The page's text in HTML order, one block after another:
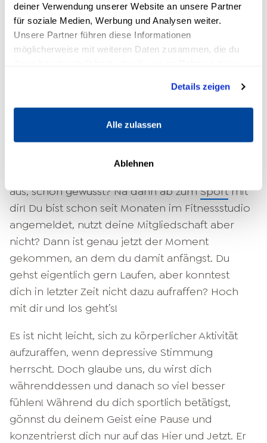
deiner Verwendung unserer Website an unsere Partner
für soziale Medien, Werbung und Analysen weiter.
Unsere Partner führen diese Informationen
möglicherweise mit weiteren Daten zusammen, die du
Details zeigen
Alle zulassen
Ablehnen
Stimmung: 5 bewährte Methoden
Was kannst du konkret tun, wenn depressive
für dich zusammengestellt, die
1. Bewege dich
aus, schon gewusst? Na dann ab zumSportmit
dir! Du bist schon seit Monaten im Fitnessstudio
angemeldet, nutzt deine Mitgliedschaft aber
nicht? Dann ist genau jetzt der Moment
gekommen, an dem du damit anfängst. Du
gehst eigentlich gern Laufen, aber konntest
dich in letzter Zeit nicht dazu aufraffen? Hoch
mit dir und los geht’s!
Es ist nicht leicht, sich zu körperlicher Aktivität
aufzuraffen, wenn depressive Stimmung
herrscht. Doch glaube uns, du wirst dich
währenddessen und danach so viel besser
fühlen! Während du dich sportlich betätigst,
gönnst du deinem Geist eine Pause und
konzentrierst dich nur auf das Hier und Jetzt. Er